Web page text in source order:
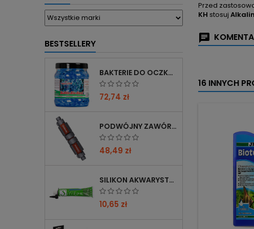
BESTSELLERY
BAKTERIE DO OCZKA WODNEGO FEMANGA BUBBLE BIO START 1000 ML
72,74 zł
PODWÓJNY ZAWÓR CHIHIROS DOUBLE TAP 12/16→16/22 Z REDUKCJĄ 12→16 MM
48,49 zł
SILIKON AKWARYSTYCZNY 60 ML CZARNY
10,65 zł
Przed
KH stosuj
16 INNYCH